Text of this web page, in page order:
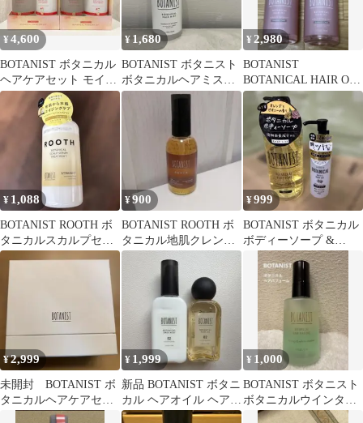
¥4,600
BOTANIST ボタニカル
ヘアケアセット モイス
ト ドラえもん
¥ 1,680
BOTANIST ボタニスト
ボタニカルヘアミスト
マンダリン＆リーフグ
¥2,980
BOTANIST
BOTANICAL HAIR OIL
80ml 2本
¥ 1,088
BOTANIST ROOTH ボ
タニカルスカルプセラ
ム トリートメント
¥900
BOTANIST ROOTH ボ
タニカル地肌クレンジ
ング＆ヘアオイル
¥999
BOTANIST ボタニカル
ボディーソープ &
BIORICA ヘアオイル
¥2,999
未開封 BOTANIST ボ
タニカルヘアケアセッ
¥ 1,999
新品 BOTANIST ボタニ
カル ヘアオイル ヘアミ
ルク セット
¥ 1,000
BOTANIST ボタニスト
ボタニカルウインター
ヘアパフューム 52ml